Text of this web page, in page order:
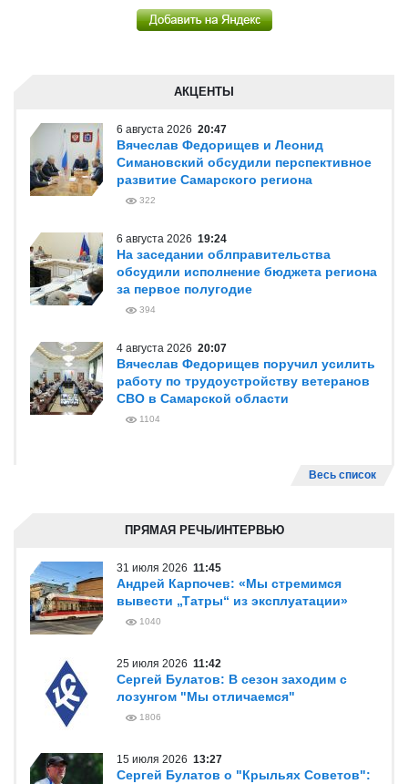
АКЦЕНТЫ
6 августа 2026 20:47
Вячеслав Федорищев и Леонид
Симановский обсудили перспективное
развитие Самарского региона
322
6 августа 2026 19:24
На заседании облправительства
обсудили исполнение бюджета региона
за первое полугодие
394
4 августа 2026 20:07
Вячеслав Федорищев поручил усилить
работу по трудоустройству ветеранов
СВО в Самарской области
1104
Весь список
ПРЯМАЯ РЕЧЬ/ИНТЕРВЬЮ
31 июля 2026 11:45
Андрей Карпочев: «Мы стремимся
вывести „Татры“ из эксплуатации»
1040
25 июля 2026 11:42
Сергей Булатов: В сезон заходим с
лозунгом "Мы отличаемся"
1806
15 июля 2026 13:27
Сергей Булатов о "Крыльях Советов":